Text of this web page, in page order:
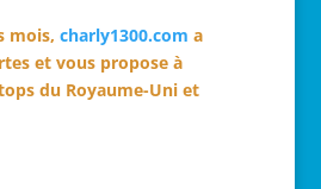
mois, charly1300.com a
et vous propose à
du Royaume-Uni et